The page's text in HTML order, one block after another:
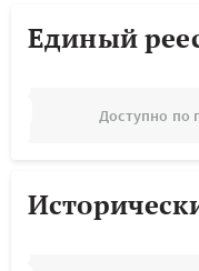
Единый
Доступно по